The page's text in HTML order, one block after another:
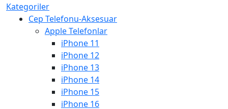
Kategoriler
Cep Telefonu-Aksesuar
Apple Telefonlar
iPhone 11
iPhone 12
iPhone 13
iPhone 14
iPhone 15
iPhone 16